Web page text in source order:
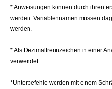
* Anweisungen können durch ihren
werden. Variablennamen müssen
werden.
* Als Dezimaltrennzeichen in einer
verwendet.
*Unterbefehle werden mit einem